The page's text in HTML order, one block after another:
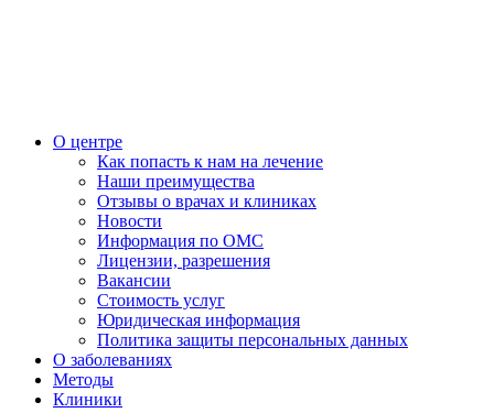
О центре
Как попасть к нам на лечение
Наши преимущества
Отзывы о врачах и клиниках
Новости
Информация по ОМС
Лицензии, разрешения
Вакансии
Стоимость услуг
Юридическая информация
Политика защиты персональных данных
О заболеваниях
Методы
Клиники